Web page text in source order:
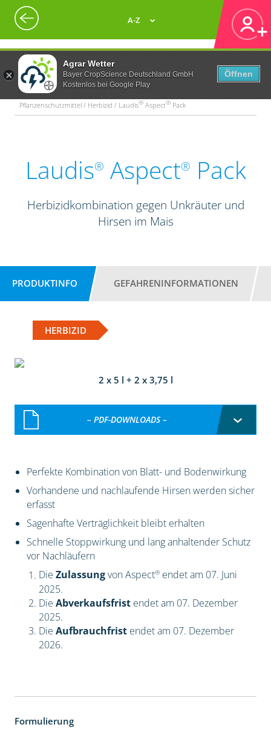
Agrar Wetter
Bayer CropScience Deutschland GmbH
Kostenlos bei Google Play
Öffnen
A-Z
Pflanzenschutzmittel / Herbizid / Laudis® Aspect® Pack
Laudis® Aspect® Pack
Herbizidkombination gegen Unkräuter und
Hirsen im Mais
PRODUKTINFO GEFAHRENINFORMATIONEN
HERBIZID
2 x 5 l + 2 x 3,75 l
– PDF-DOWNLOADS –
Perfekte Kombination von Blatt- und Bodenwirkung
Vorhandene und nachlaufende Hirsen werden sicher
erfasst
Sagenhafte Verträglichkeit bleibt erhalten
Schnelle Stoppwirkung und lang anhaltender Schutz
vor Nachläufern
Die Zulassungvon Aspect®endet am 07. Juni
2025.
Die Abverkaufsfrist endet am 07. Dezember
2025.
Die Aufbrauchfrist endet am 07. Dezember
2026.
Formulierung